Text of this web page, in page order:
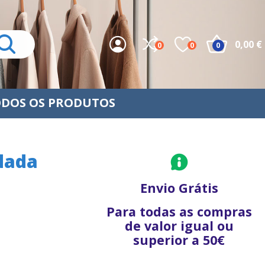
0 0 0,00 €
0
OS PRODUTOS
Envio Grátis
Para todas as compras
de valor igual ou
superior a 50€